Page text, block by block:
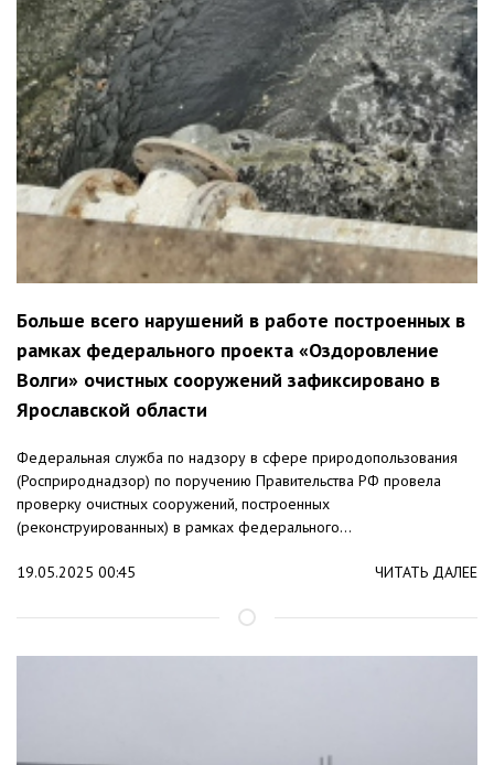
Больше всего нарушений в работе построенных в
рамках федерального проекта «Оздоровление
Волги» очистных сооружений зафиксировано в
Ярославской области
Федеральная служба по надзору в сфере природопользования
(Росприроднадзор) по поручению Правительства РФ провела
проверку очистных сооружений, построенных
(реконструированных) в рамках федерального...
19.05.2025 00:45 ЧИТАТЬ ДАЛЕЕ